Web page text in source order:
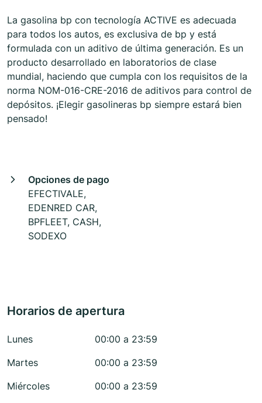
La gasolina bp con tecnología ACTIVE es adecuada
para todos los autos, es exclusiva de bp y está
formulada con un aditivo de última generación. Es un
producto desarrollado en laboratorios de clase
mundial, haciendo que cumpla con los requisitos de la
norma NOM-016-CRE-2016 de aditivos para control de
depósitos. ¡Elegir gasolineras bp siempre estará bien
pensado!
Opciones de pago
EFECTIVALE,
EDENRED CAR,
BPFLEET, CASH,
SODEXO
Horarios de apertura
Lunes
00:00 a 23:59
Martes
00:00 a 23:59
Miércoles
00:00 a 23:59